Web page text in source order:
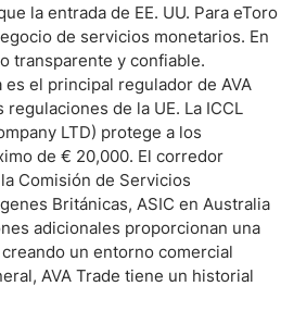
la entrada de EE. UU. Para eToro
de servicios monetarios. En
transparente y confiable.
es el principal regulador de AVA
de la UE. La ICCL
LTD) protege a los
de € 20,000. El corredor
Comisión de Servicios
Británicas, ASIC en Australia
adicionales proporcionan una
un entorno comercial
AVA Trade tiene un historial